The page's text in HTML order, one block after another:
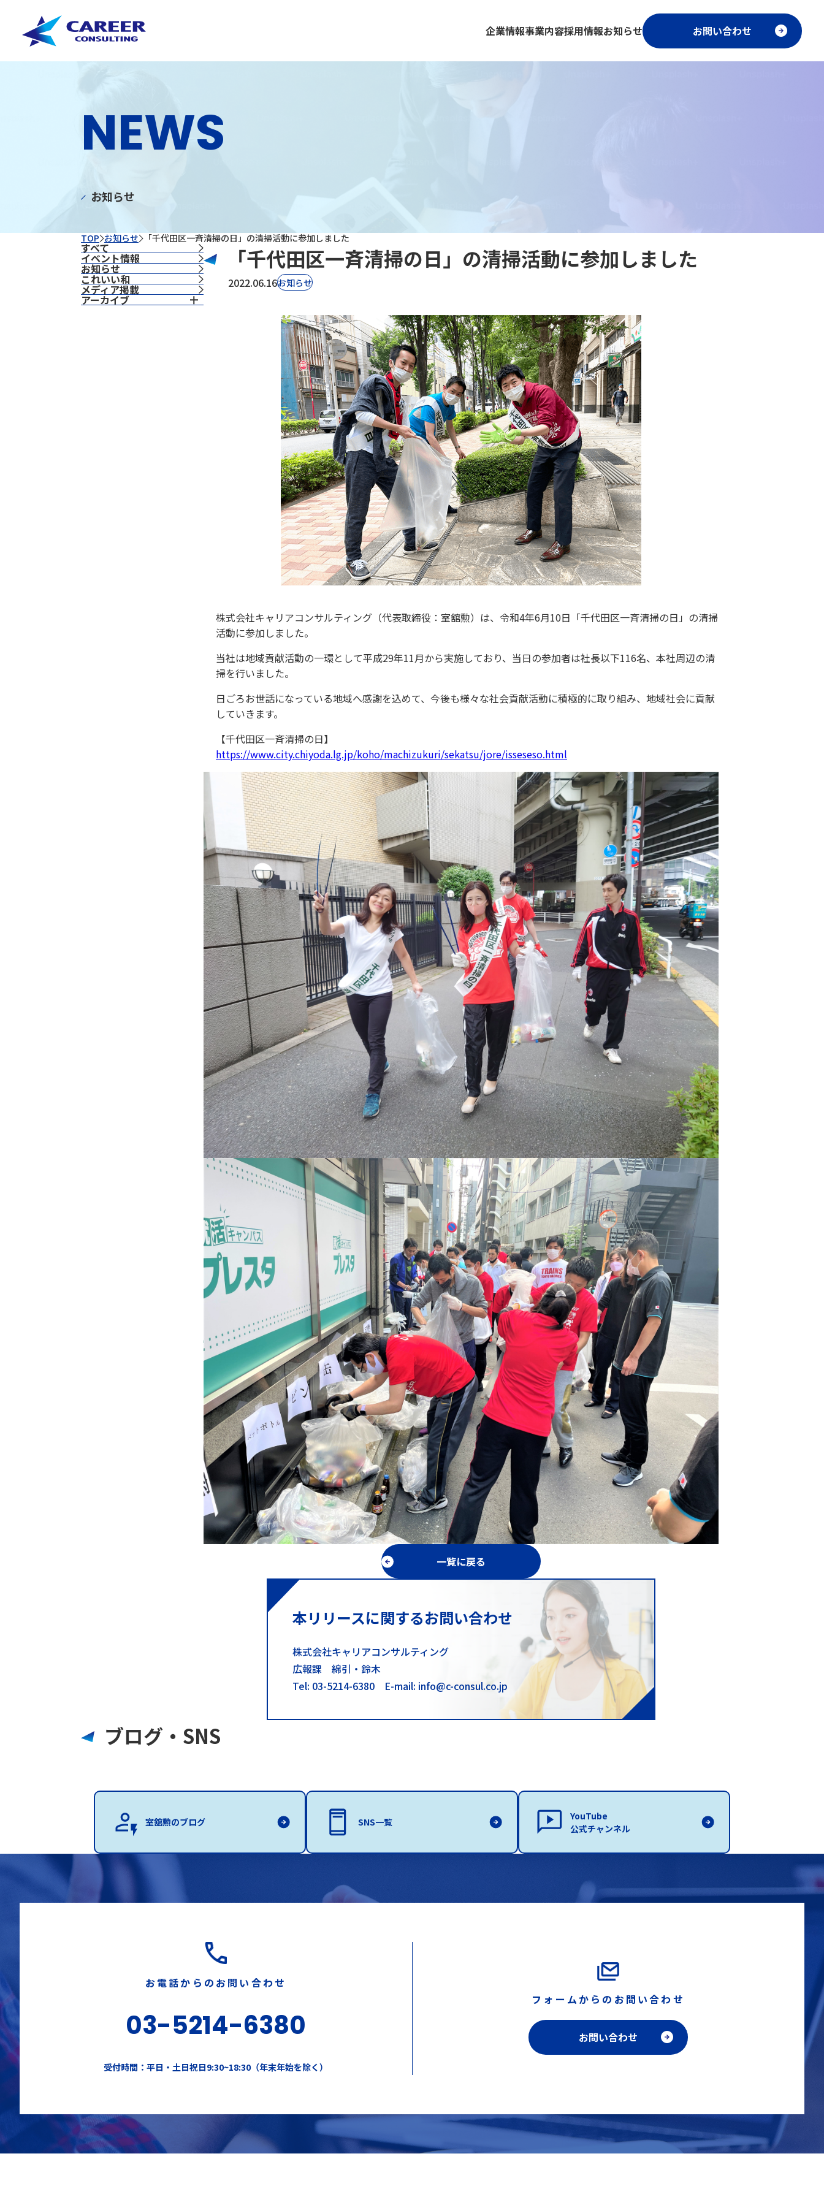
企業情報事業内容採用情報お知らせ お問い合わせ
NEWS
お知らせ
TOP お知らせ 「千代田区一斉清掃の日」の清掃活動に参加しました
すべて
イベント情報
お知らせ
これいい和
⁨⁩メディア掲載
アーカイブ
「千代田区一斉清掃の日」の清掃活動に参加しました
2022.06.16お知らせ
株式会社キャリアコンサルティング（代表取締役：室舘勲）は、令和4年6月10日「千代田区一斉清掃の日」の清掃
活動に参加しました。
当社は地域貢献活動の一環として平成29年11月から実施しており、当日の参加者は社長以下116名、本社周辺の清
掃を行いました。
日ごろお世話になっている地域へ感謝を込めて、今後も様々な社会貢献活動に積極的に取り組み、地域社会に貢献
していきます。
【千代田区一斉清掃の日】
https://www.city.chiyoda.lg.jp/koho/machizukuri/sekatsu/jore/isseseso.html
一覧に戻る
本リリースに関するお問い合わせ
株式会社キャリアコンサルティング
広報課 綿引・鈴木
Tel: 03-5214-6380 E-mail: info@c-consul.co.jp
ブログ・SNS
室舘勲のブログ SNS一覧
YouTube
公式チャンネル
お電話からのお問い合わせ
03-5214-6380
受付時間：平日・土日祝日9:30~18:30（年末年始を除く）
フォームからのお問い合わせ
お問い合わせ